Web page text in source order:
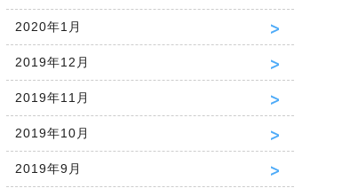
2020年1月
2019年12月
2019年11月
2019年10月
2019年9月